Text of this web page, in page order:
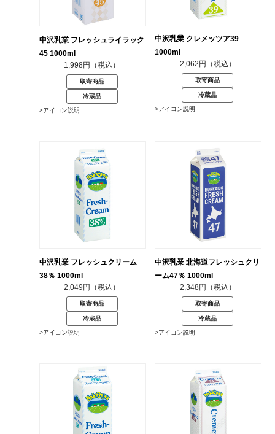
中沢乳業 フレッシュライラック
45 1000ml
1,998円（税込）
取寄商品
冷蔵品
>アイコン説明
中沢乳業 クレメッツア39
1000ml
2,062円（税込）
取寄商品
冷蔵品
>アイコン説明
中沢乳業 フレッシュクリーム
38％ 1000ml
2,049円（税込）
取寄商品
冷蔵品
>アイコン説明
中沢乳業 北海道フレッシュクリ
ーム47％ 1000ml
2,348円（税込）
取寄商品
冷蔵品
>アイコン説明